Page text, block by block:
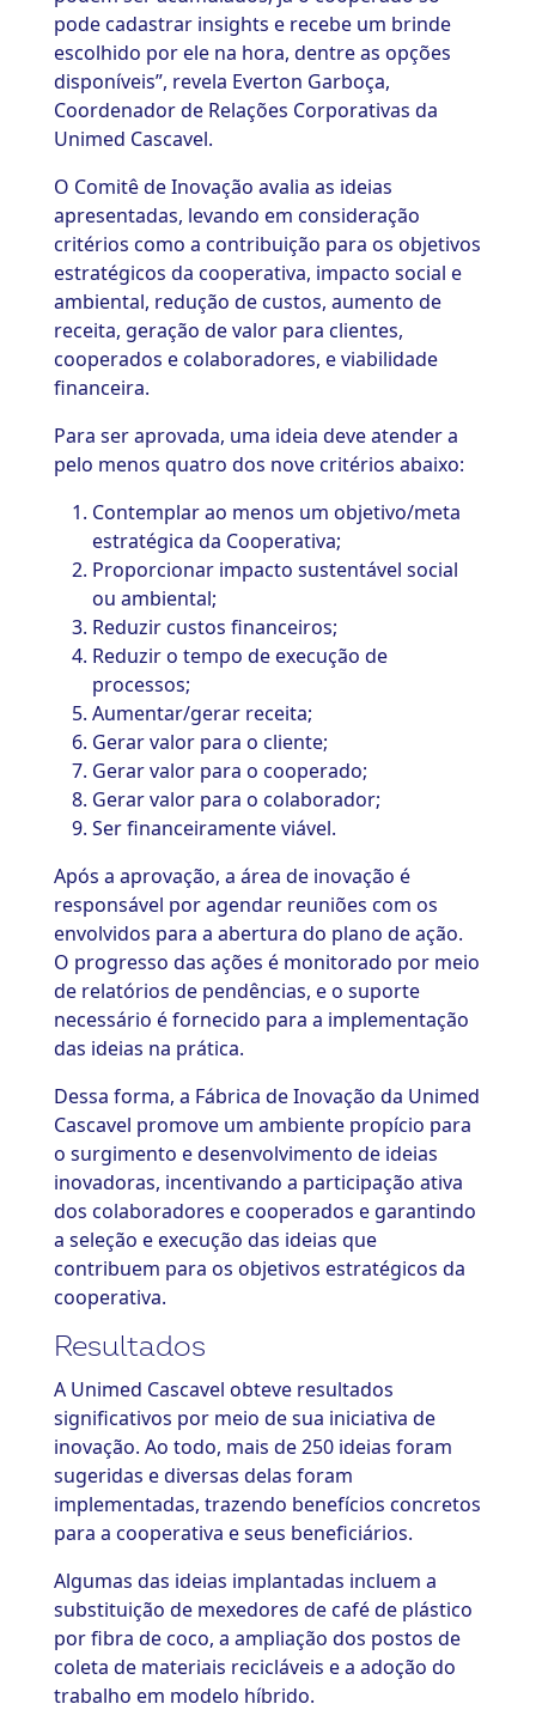
pode cadastrar insights e recebe um brinde
escolhido por ele na hora, dentre as opções
disponíveis”, revela Everton Garboça,
Coordenador de Relações Corporativas da
Unimed Cascavel.
O Comitê de Inovação avalia as ideias
apresentadas, levando em consideração
critérios como a contribuição para os objetivos
estratégicos da cooperativa, impacto social e
ambiental, redução de custos, aumento de
receita, geração de valor para clientes,
cooperados e colaboradores, e viabilidade
financeira.
Para ser aprovada, uma ideia deve atender a
pelo menos quatro dos nove critérios abaixo:
Contemplar ao menos um objetivo/meta
estratégica da Cooperativa;
Proporcionar impacto sustentável social
ou ambiental;
Reduzir custos financeiros;
Reduzir o tempo de execução de
processos;
Aumentar/gerar receita;
Gerar valor para o cliente;
Gerar valor para o cooperado;
Gerar valor para o colaborador;
Ser financeiramente viável.
Após a aprovação, a área de inovação é
responsável por agendar reuniões com os
envolvidos para a abertura do plano de ação.
O progresso das ações é monitorado por meio
de relatórios de pendências, e o suporte
necessário é fornecido para a implementação
das ideias na prática.
Dessa forma, a Fábrica de Inovação da Unimed
Cascavel promove um ambiente propício para
o surgimento e desenvolvimento de ideias
inovadoras, incentivando a participação ativa
dos colaboradores e cooperados e garantindo
a seleção e execução das ideias que
contribuem para os objetivos estratégicos da
cooperativa.
Resultados
A Unimed Cascavel obteve resultados
significativos por meio de sua iniciativa de
inovação. Ao todo, mais de 250 ideias foram
sugeridas e diversas delas foram
implementadas, trazendo benefícios concretos
para a cooperativa e seus beneficiários.
Algumas das ideias implantadas incluem a
substituição de mexedores de café de plástico
por fibra de coco, a ampliação dos postos de
coleta de materiais recicláveis e a adoção do
trabalho em modelo híbrido.